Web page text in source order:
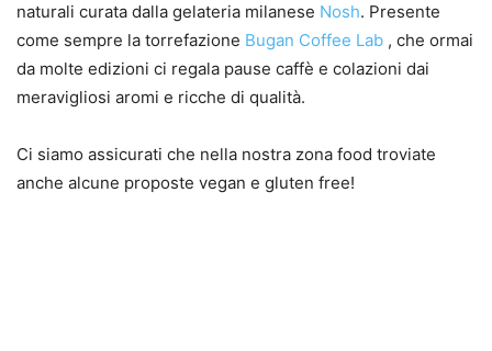
naturali curata dalla gelateria milanese Nosh. Presente
come sempre la torrefazione Bugan Coffee Lab , che ormai
da molte edizioni ci regala pause caffè e colazioni dai
meravigliosi aromi e ricche di qualità.
Ci siamo assicurati che nella nostra zona food troviate
anche alcune proposte vegan e gluten free!